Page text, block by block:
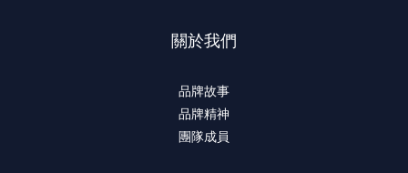
關於我們
品牌故事
品牌精神
團隊成員